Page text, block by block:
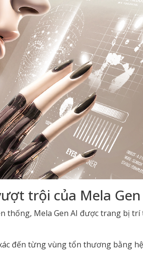
trội của Mela Gen
thống, Mela Gen AI được trang bị
đến từng vùng tổn thương bằng